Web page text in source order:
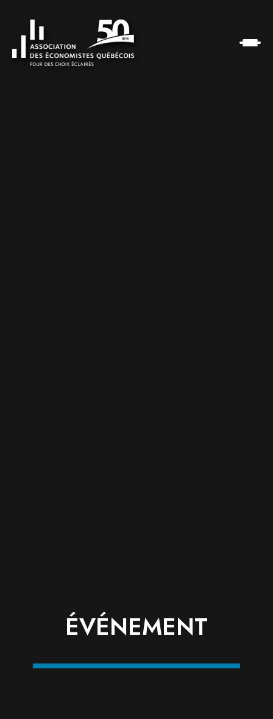
ÉVÉNEMENT